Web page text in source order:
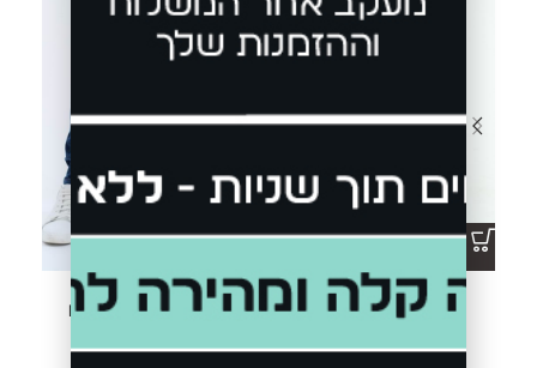
ג'ינס DECLAN 2496B
₪349.00
ג'ינס DECLAN D051 BB
₪349.00